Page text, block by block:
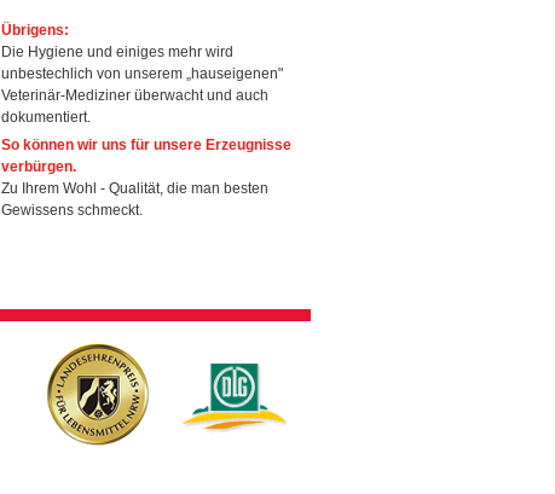
Übrigens:
Die Hygiene und einiges mehr wird
unbestechlich von unserem „hauseigenen"
Veterinär-Mediziner überwacht und auch
dokumentiert.
So können wir uns für unsere Erzeugnisse
verbürgen.
Zu Ihrem Wohl - Qualität, die man besten
Gewissens schmeckt.